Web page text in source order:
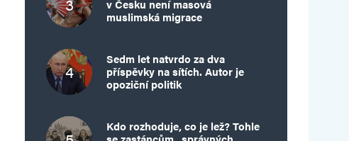
v Česku není masová
muslimská migrace
Sedm let natvrdo za dva
příspěvky na sítích. Autor je
opoziční politik
Kdo rozhoduje, co je lež? Tohle